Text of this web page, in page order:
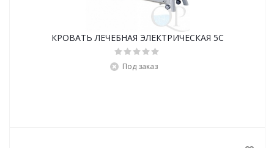
КРОВАТЬ ЛЕЧЕБНАЯ ЭЛЕКТРИЧЕСКАЯ 5C
Под заказ